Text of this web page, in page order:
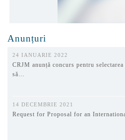
Anunțuri
24 IANUARIE 2022
CRJM anunță concurs pentru
să…
14 DECEMBRIE 2021
Request for Proposal for an